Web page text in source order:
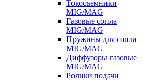
Токосъемники
MIG/MAG
Газовые сопла
MIG/MAG
Пружины для сопла
MIG/MAG
Диффузоры газовые
MIG/MAG
Ролики подачи